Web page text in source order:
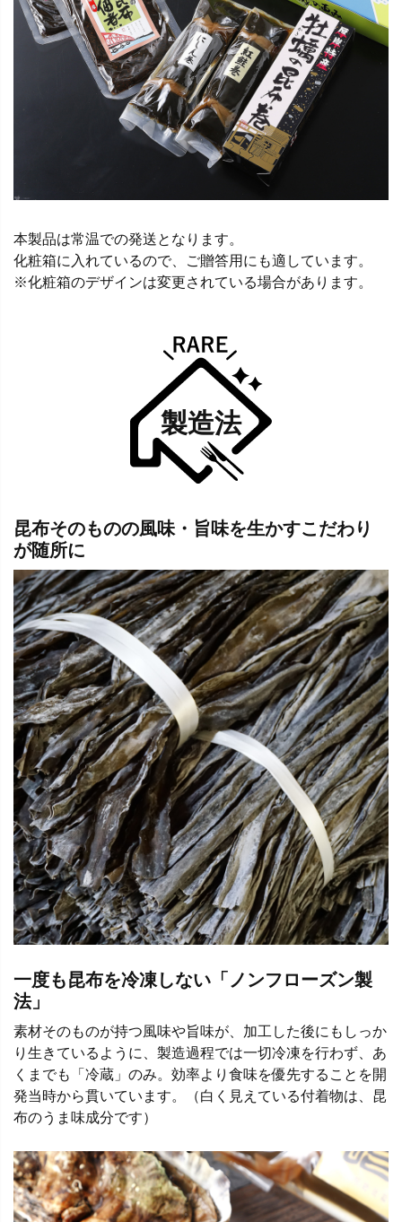
本製品は常温での発送となります。
化粧箱に入れているので、ご贈答用にも適しています。
※化粧箱のデザインは変更されている場合があります。
製造法
昆布そのものの風味・旨味を生かすこだわり
が随所に
一度も昆布を冷凍しない「ノンフローズン製
法」
素材そのものが持つ風味や旨味が、加工した後にもしっか
り生きているように、製造過程では一切冷凍を行わず、あ
くまでも「冷蔵」のみ。効率より食味を優先することを開
発当時から貫いています。（白く見えている付着物は、昆
布のうま味成分です）